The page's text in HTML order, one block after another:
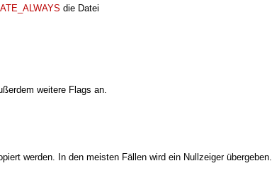
die Datei
weitere Flags an.
werden. In den meisten Fällen wird ein Nullzeiger übergeben.